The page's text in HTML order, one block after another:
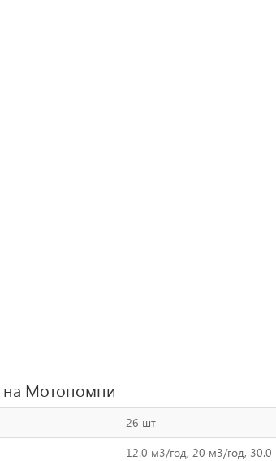
на Мотопомпи
26 шт
12.0 м3/год, 20 м3/год,